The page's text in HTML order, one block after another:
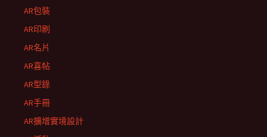
AR包裝
AR印刷
AR名片
AR喜帖
AR型錄
AR手冊
AR擴增實境設計